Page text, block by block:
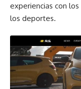
experiencias con
los deportes.